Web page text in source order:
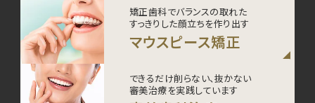
矯正歯科でバランスの取れた
すっきりした顔立ちを作り出す
マウスピース矯正
できるだけ削らない、抜かない
審美治療を実践しています